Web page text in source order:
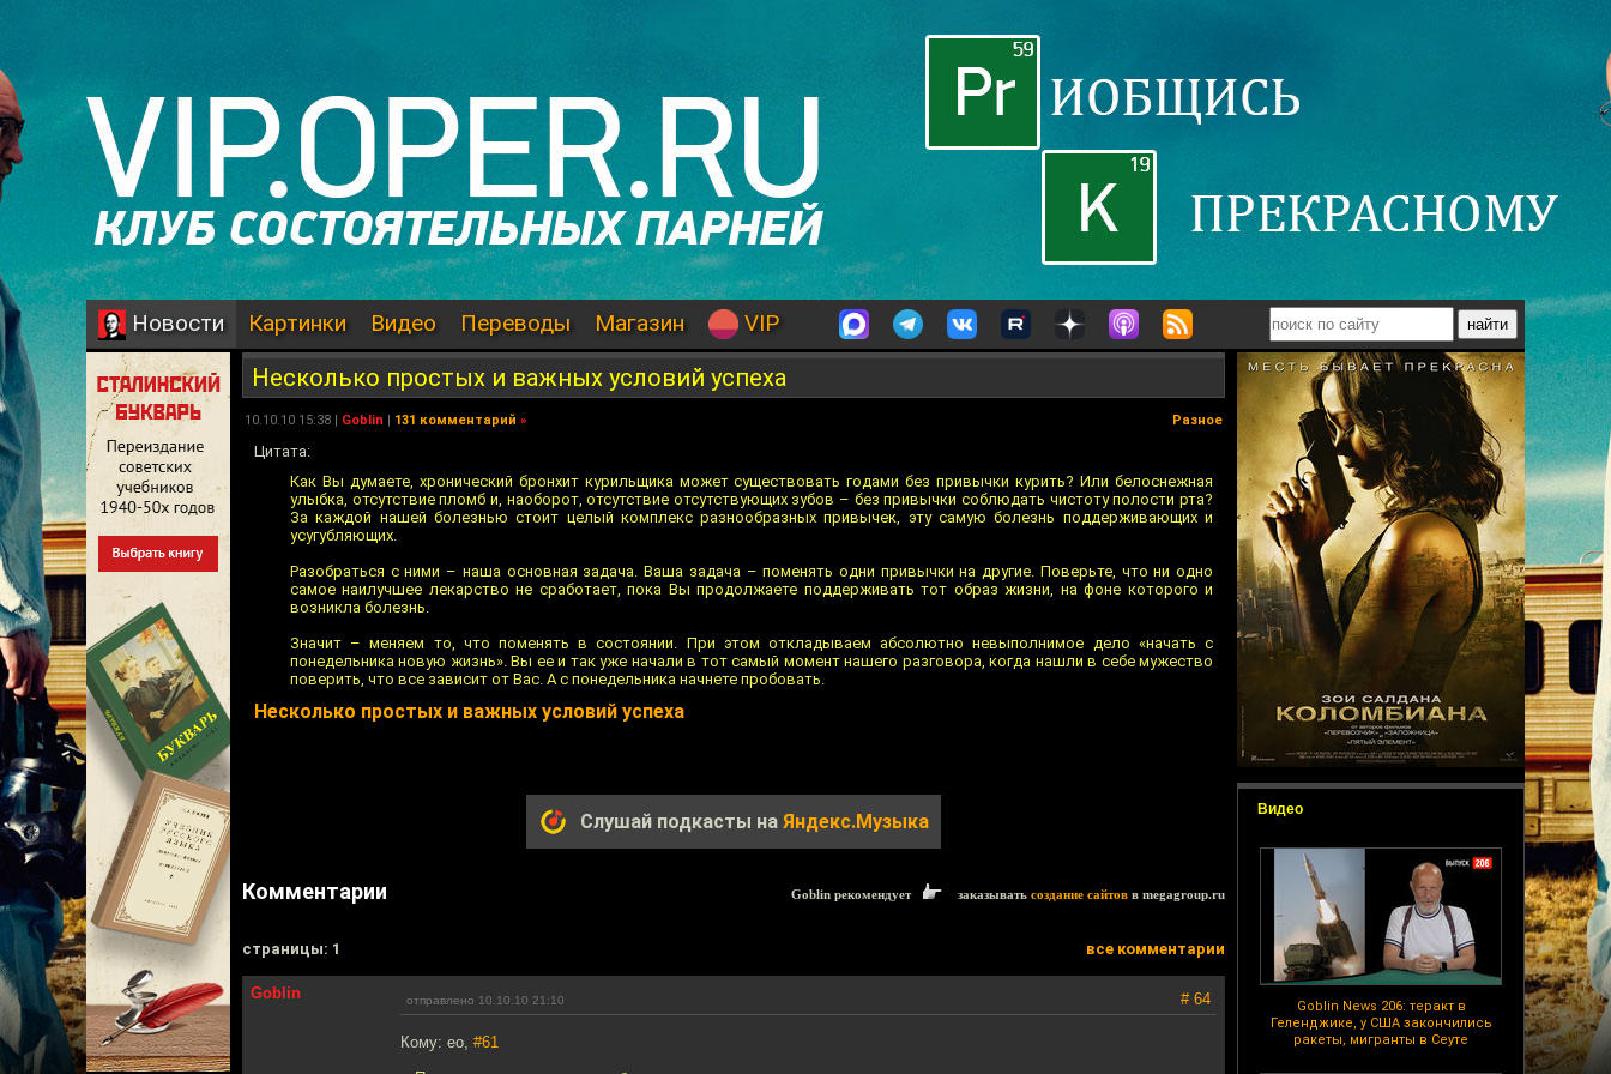
Новости Картинки Видео Переводы Магазин VIP
Видео
Goblin News 206: теракт в
Геленджике, у США закончились
ракеты, мигранты в Сеуте
Несколько простых и важных условий успеха
10.10.10 15:38 | Goblin | 131 комментарий » Разное
Цитата:
Как Вы думаете, хронический бронхит курильщика может существовать годами без привычки курить? Или белоснежная
улыбка, отсутствие пломб и, наоборот, отсутствие отсутствующих зубов – без привычки соблюдать чистоту полости рта?
За каждой нашей болезнью стоит целый комплекс разнообразных привычек, эту самую болезнь поддерживающих и
усугубляющих.
Разобраться с ними – наша основная задача. Ваша задача – поменять одни привычки на другие. Поверьте, что ни одно
самое наилучшее лекарство не сработает, пока Вы продолжаете поддерживать тот образ жизни, на фоне которого и
возникла болезнь.
Значит – меняем то, что поменять в состоянии. При этом откладываем абсолютно невыполнимое дело «начать с
понедельника новую жизнь». Вы ее и так уже начали в тот самый момент нашего разговора, когда нашли в себе мужество
поверить, что все зависит от Вас. А с понедельника начнете пробовать.
Несколько простых и важных условий успеха
Слушай подкасты на Яндекс.Музыка
Комментарии Goblin рекомендует заказывать создание сайтов в megagroup.ru
cтраницы: 1 все комментарии
Goblin отправлено 10.10.10 21:10 # 64
Кому: eo, #61